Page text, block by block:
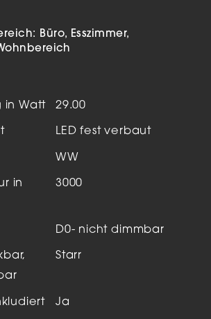
Büro
Esszimmer
in Watt 29.00
LED fest verbaut
WW
in
3000
D0- nicht dimmbar
Starr
Ja